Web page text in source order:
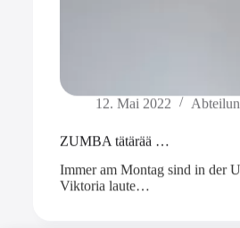
12. Mai 2022
ZUMBA tätärää …
Immer am Montag sind in der
Viktoria laute…